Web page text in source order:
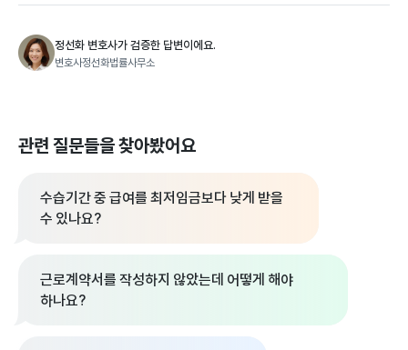
정선화 변호사가 검증한 답변이에요.
변호사정선화법률사무소
관련 질문들을 찾아봤어요
수습기간 중 급여를 최저임금보다 낮게 받을
수 있나요?
근로계약서를 작성하지 않았는데 어떻게 해야
하나요?